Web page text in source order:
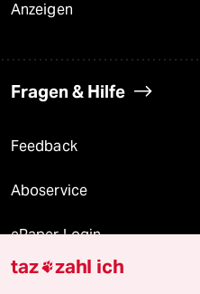
Anzeigen
Fragen & Hilfe
Feedback
Aboservice
ePaper Login
Downloads für Abonnierende
taz zahl ich